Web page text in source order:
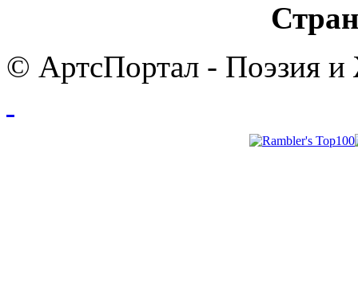
© АртсПортал - Поэзия